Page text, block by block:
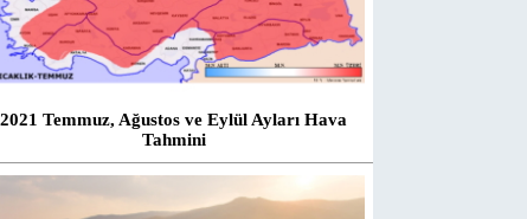
2021 Temmuz, Ağustos ve Eylül Ayları Hava
Tahmini